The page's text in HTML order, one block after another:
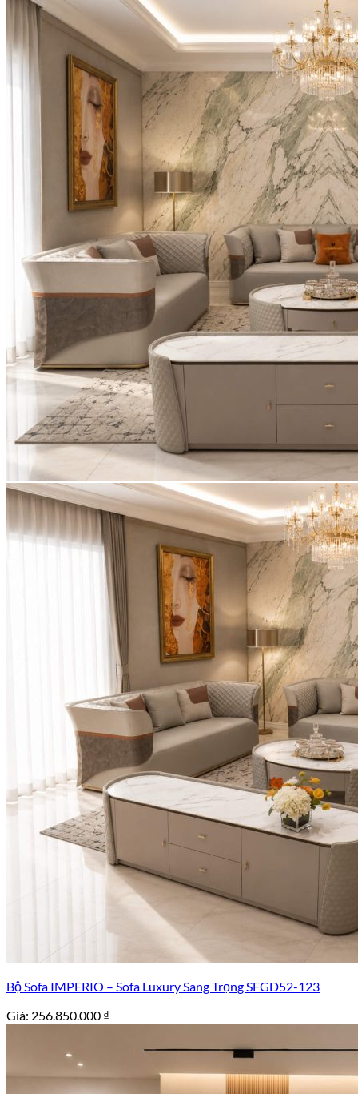
Bộ Sofa IMPERIO – Sofa Luxury Sang Trọng SFGD52-123
Giá: 256.850.000 ₫